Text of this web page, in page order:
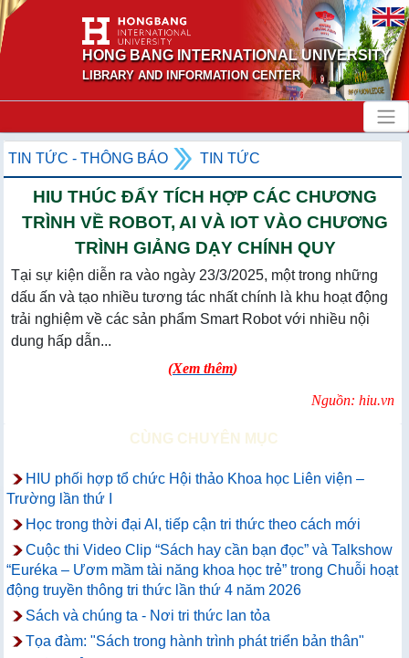
HONG BANG INTERNATIONAL UNIVERSITY
LIBRARY AND INFORMATION CENTER
TIN TỨC - THÔNG BÁO TIN TỨC
HIU THÚC ĐẨY TÍCH HỢP CÁC CHƯƠNG
TRÌNH VỀ ROBOT, AI VÀ IOT VÀO CHƯƠNG
TRÌNH GIẢNG DẠY CHÍNH QUY
Tại sự kiện diễn ra vào ngày 23/3/2025, một trong những
dấu ấn và tạo nhiều tương tác nhất chính là khu hoạt động
trải nghiệm về các sản phẩm Smart Robot với nhiều nội
dung hấp dẫn...
(Xem thêm)
Nguồn: hiu.vn
CÙNG CHUYÊN MỤC
HIU phối hợp tổ chức Hội thảo Khoa học Liên viện –
Trường lần thứ I
Học trong thời đại AI, tiếp cận tri thức theo cách mới
Cuộc thi Video Clip “Sách hay cần bạn đọc” và Talkshow
“Euréka – Ươm mầm tài năng khoa học trẻ” trong Chuỗi hoạt
động truyền thông tri thức lần thứ 4 năm 2026
Sách và chúng ta - Nơi tri thức lan tỏa
Tọa đàm: "Sách trong hành trình phát triển bản thân"